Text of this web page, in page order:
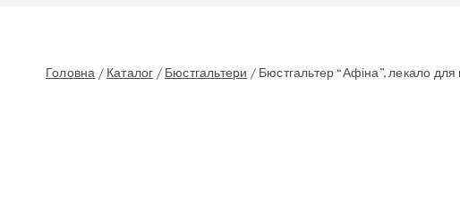
Головна / Каталог / Бюстгальтери / Бюстгальтер “Афіна”, лекало